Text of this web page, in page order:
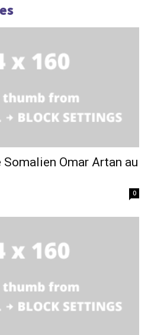
Somalien Omar Artan au
0